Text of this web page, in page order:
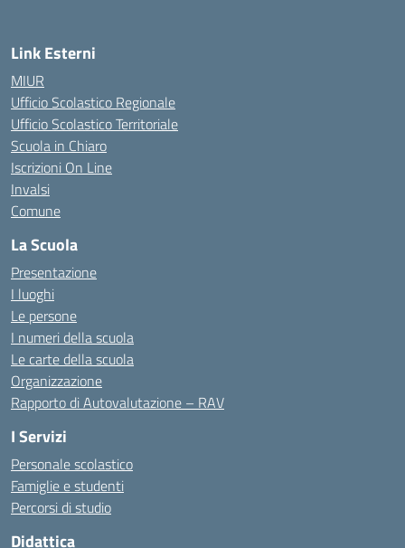
Link Esterni
MIUR
Ufficio Scolastico Regionale
Ufficio Scolastico Territoriale
Scuola in Chiaro
Iscrizioni On Line
Invalsi
Comune
La Scuola
Presentazione
I luoghi
Le persone
I numeri della scuola
Le carte della scuola
Organizzazione
Rapporto di Autovalutazione – RAV
I Servizi
Personale scolastico
Famiglie e studenti
Percorsi di studio
Didattica